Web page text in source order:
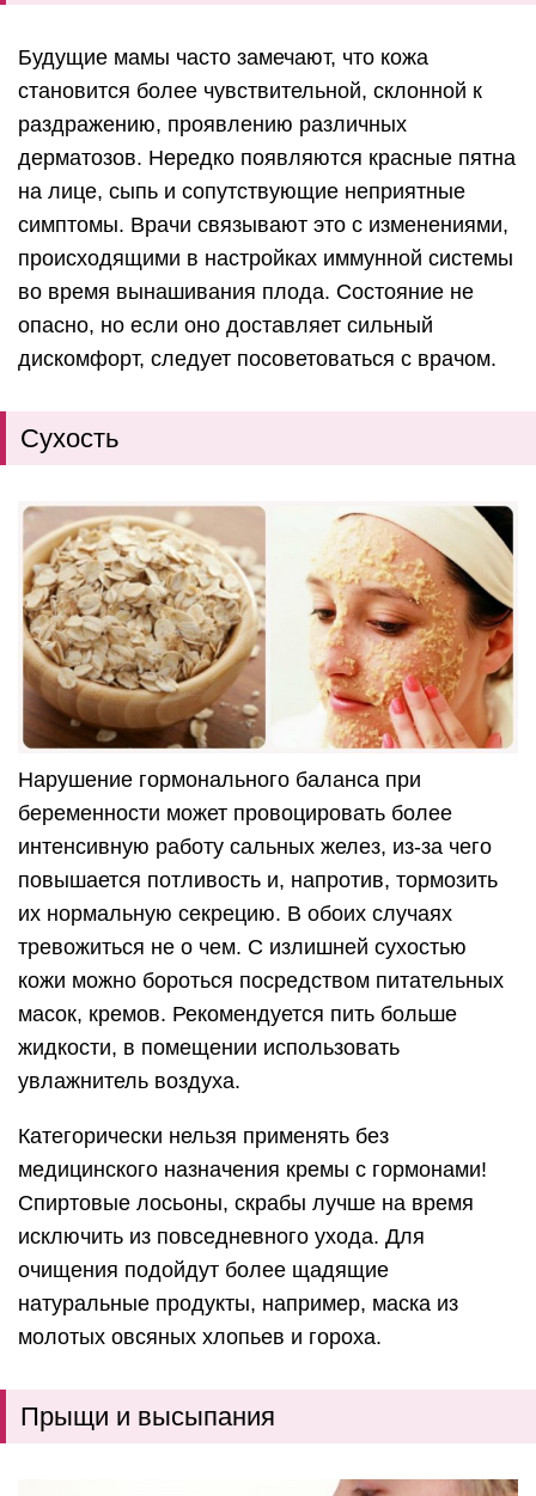
Будущие мамы часто замечают, что кожа
становится более чувствительной, склонной к
раздражению, проявлению различных
дерматозов. Нередко появляются красные пятна
на лице, сыпь и сопутствующие неприятные
симптомы. Врачи связывают это с изменениями,
происходящими в настройках иммунной системы
во время вынашивания плода. Состояние не
опасно, но если оно доставляет сильный
дискомфорт, следует посоветоваться с врачом.
Сухость
Нарушение гормонального баланса при
беременности может провоцировать более
интенсивную работу сальных желез, из-за чего
повышается потливость и, напротив, тормозить
их нормальную секрецию. В обоих случаях
тревожиться не о чем. С излишней сухостью
кожи можно бороться посредством питательных
масок, кремов. Рекомендуется пить больше
жидкости, в помещении использовать
увлажнитель воздуха.
Категорически нельзя применять без
медицинского назначения кремы с гормонами!
Спиртовые лосьоны, скрабы лучше на время
исключить из повседневного ухода. Для
очищения подойдут более щадящие
натуральные продукты, например, маска из
молотых овсяных хлопьев и гороха.
Прыщи и высыпания